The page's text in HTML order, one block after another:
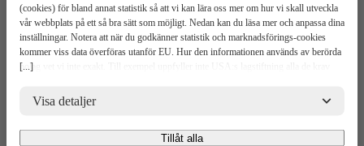
[...]
(cookies) för bland annat statistik så att vi kan lära oss mer om hur vi skall utveckla
vår webbplats på ett så bra sätt som möjligt. Nedan kan du läsa mer och anpassa dina
inställningar. Notera att när du godkänner statistik och marknadsförings-cookies
kommer viss data överföras utanför EU. Hur den informationen används av berörda
bolag vet vi inte exakt. Till exempel uppfyller inte USA:s lagstiftning alla de krav
risker för dina personuppgifter. De berörda bolagen måste lämna över uppgifter till
brottsbekämpande myndigheter i USA om de får en sådan begäran. Det kan dock
gällande eventuella personuppgifter som de brottsbekämpande myndigheterna har
Visa detaljer
Tillåt alla
Om oss
5 enkla steg
Bli kund
Våra depåer
ToolPal To Go
Kundservice